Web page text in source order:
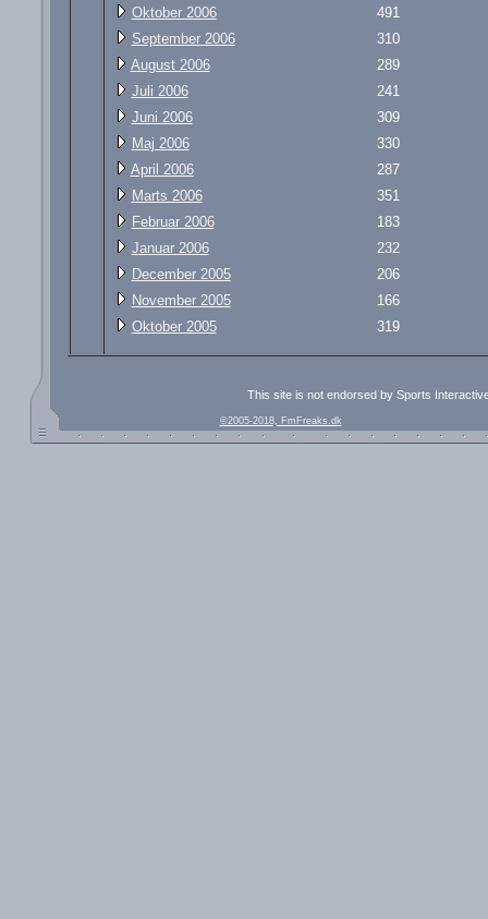
Oktober 2006
491
September 2006
310
August 2006
289
Juli 2006
241
Juni 2006
309
Maj 2006
330
April 2006
287
Marts 2006
351
Februar 2006
183
Januar 2006
232
December 2005
206
November 2005
166
Oktober 2005
319
This site is not endorsed by Sports
©2005-2018, FmFreaks.dk